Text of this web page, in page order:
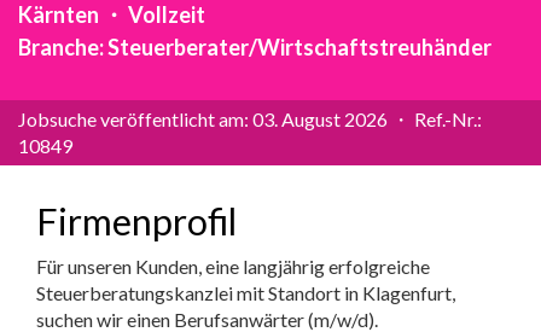
Kärnten ・ Vollzeit
Branche: Steuerberater/Wirtschaftstreuhänder
Jobsuche veröffentlicht am: 03. August 2026 ・ Ref.-Nr.:
10849
Firmenprofil
Für unseren Kunden, eine langjährig erfolgreiche
Steuerberatungskanzlei mit Standort in Klagenfurt,
suchen wir einen Berufsanwärter (m/w/d).